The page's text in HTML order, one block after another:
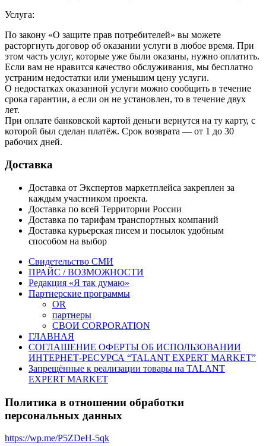
Услуга:
По закону «О защите прав потребителей» вы можете
расторгнуть договор об оказании услуги в любое время. При
этом часть услуг, которые уже были оказаны, нужно оплатить.
Если вам не нравится качество обслуживания, мы бесплатно
устраним недостатки или уменьшим цену услуги.
О недостатках оказанной услуги можно сообщить в течение
срока гарантии, а если он не установлен, то в течение двух
лет.
При оплате банковской картой деньги вернутся на ту карту, с
которой был сделан платёж. Срок возврата — от 1 до 30
рабочих дней.
Доставка
Доставка от Экспертов маркетплейса закреплен за
каждым участником проекта.
Доставка по всей Территории России
Доставка по тарифам транспортных компаний
Доставка курьерская писем и посылок удобным
способом на выбор
Свидетельство СМИ
ПРАЙС / ВОЗМОЖНОСТИ
Редакция «Я так думаю»
Партнерские программы
OR
партнеры
СВОИ CORPORATION
ГЛАВНАЯ
СОГЛАШЕНИЕ ОФЕРТЫ ОБ ИСПОЛЬЗОВАНИИ
ИНТЕРНЕТ-РЕСУРСА “TALANT EXPERT MARKET”
Запрещённые к реализации товары на TALANT
EXPERT MARKET
Политика в отношении обработки
персональных данных
https://wp.me/P5ZDeH-5qk